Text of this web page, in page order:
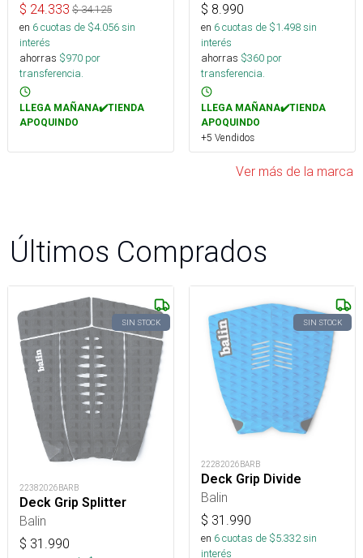
$ 24.333 $34.125
en 6cuotas de $4.056sin
interés
ahorras $970 por
transferencia.
LLEGA MAÑANA✔️TIENDA
APOQUINDO
$ 8.990
en 6cuotas de $1.498sin
interés
ahorras $360 por
transferencia.
LLEGA MAÑANA✔️TIENDA
APOQUINDO
+5 Vendidos
Ver más de la marca
Últimos Comprados
SIN STOCK
22382026BARB
Deck Grip Splitter
Balin
$ 31.990
SIN STOCK
22282026BARB
Deck Grip Divide
Balin
$ 31.990
en 6cuotas de $5.332sin
interés